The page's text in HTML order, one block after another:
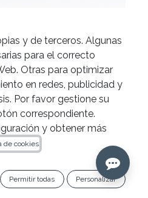
K-Dam de
con un 15% de
productos Zarc y Kiyomi
a otras
y de terceros. Algunas
para el correcto
Otras para optimizar
en redes, publicidad y
Por favor gestione su
correspondiente.
y obtener más
de cookies
Permitir todas Personalizar